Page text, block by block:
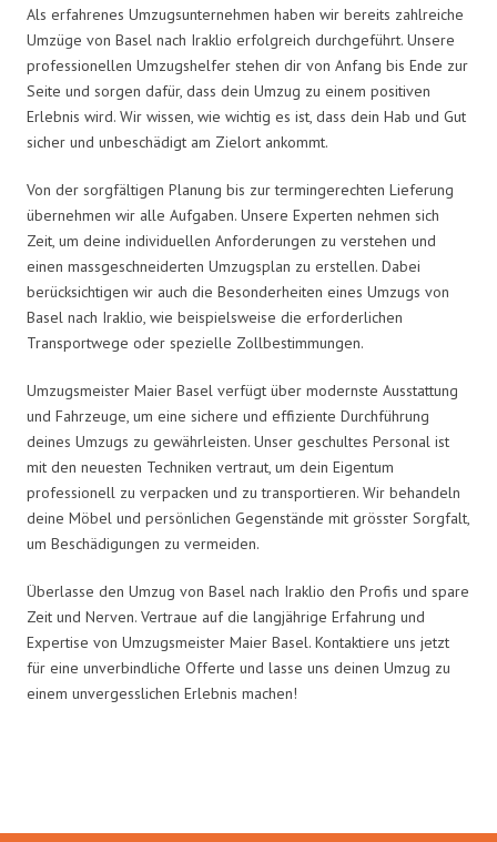
Als erfahrenes Umzugsunternehmen haben wir bereits zahlreiche
Umzüge von Basel nach Iraklio erfolgreich durchgeführt. Unsere
professionellen Umzugshelfer stehen dir von Anfang bis Ende zur
Seite und sorgen dafür, dass dein Umzug zu einem positiven
Erlebnis wird. Wir wissen, wie wichtig es ist, dass dein Hab und Gut
sicher und unbeschädigt am Zielort ankommt.
Von der sorgfältigen Planung bis zur termingerechten Lieferung
übernehmen wir alle Aufgaben. Unsere Experten nehmen sich
Zeit, um deine individuellen Anforderungen zu verstehen und
einen massgeschneiderten Umzugsplan zu erstellen. Dabei
berücksichtigen wir auch die Besonderheiten eines Umzugs von
Basel nach Iraklio, wie beispielsweise die erforderlichen
Transportwege oder spezielle Zollbestimmungen.
Umzugsmeister Maier Basel verfügt über modernste Ausstattung
und Fahrzeuge, um eine sichere und effiziente Durchführung
deines Umzugs zu gewährleisten. Unser geschultes Personal ist
mit den neuesten Techniken vertraut, um dein Eigentum
professionell zu verpacken und zu transportieren. Wir behandeln
deine Möbel und persönlichen Gegenstände mit grösster Sorgfalt,
um Beschädigungen zu vermeiden.
Überlasse den Umzug von Basel nach Iraklio den Profis und spare
Zeit und Nerven. Vertraue auf die langjährige Erfahrung und
Expertise von Umzugsmeister Maier Basel. Kontaktiere uns jetzt
für eine unverbindliche Offerte und lasse uns deinen Umzug zu
einem unvergesslichen Erlebnis machen!